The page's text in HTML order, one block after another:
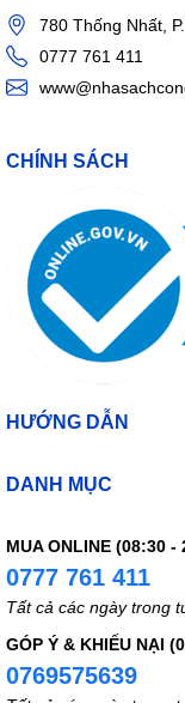
780 Thống Nhất,
0777 761 411
CHÍNH SÁCH
HƯỚNG DẪN
DANH MỤC
MUA ONLINE (08:30 -
0777 761 411
Tất cả các ngày trong
GÓP Ý & KHIẾU NẠI
0769575639